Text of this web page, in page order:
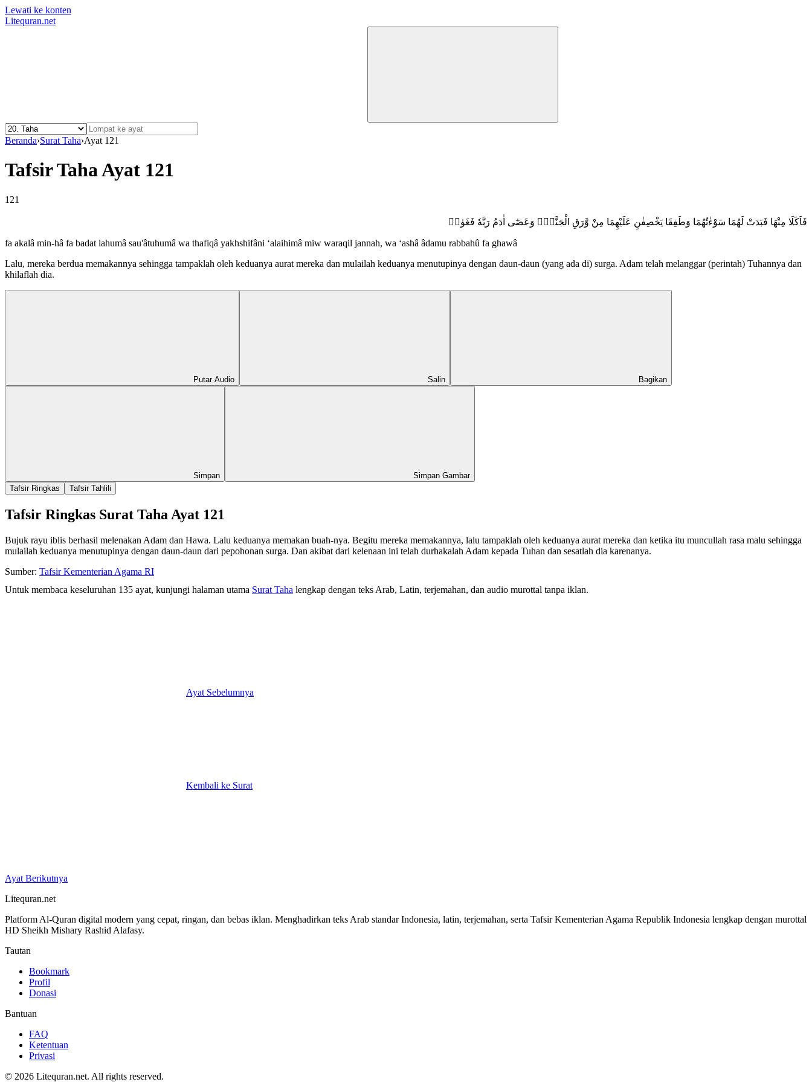
Lewati ke konten
Litequran.net
Beranda›Surat Taha›Ayat 121
Tafsir Taha Ayat 121
121
فَاَكَلَا مِنْهَا فَبَدَتْ لَهُمَا سَوْءٰتُهُمَا وَطَفِقَا يَخْصِفٰنِ عَلَيْهِمَا مِنْ وَّرَقِ الْجَنَّةِۚ وَعَصٰٓى اٰدَمُ رَبَّهٗ فَغَوٰىۖ
fa akalâ min-hâ fa badat lahumâ sau'âtuhumâ wa thafiqâ yakhshifâni ‘alaihimâ miw waraqil jannah, wa ‘ashâ âdamu rabbahû fa ghawâ
Lalu, mereka berdua memakannya sehingga tampaklah oleh keduanya aurat mereka dan mulailah keduanya menutupinya dengan daun-daun (yang ada di) surga. Adam telah melanggar (perintah) Tuhannya dan
khilaflah dia.
Putar Audio Salin Bagikan
Simpan
Simpan Gambar
Tafsir Ringkas
Tafsir Tahlili
Tafsir Ringkas Surat Taha Ayat 121
Bujuk rayu iblis berhasil melenakan Adam dan Hawa. Lalu keduanya memakan buah-nya. Begitu mereka memakannya, lalu tampaklah oleh keduanya aurat mereka dan ketika itu muncullah rasa malu sehingga
mulailah keduanya menutupinya dengan daun-daun dari pepohonan surga. Dan akibat dari kelenaan ini telah durhakalah Adam kepada Tuhan dan sesatlah dia karenanya.
Sumber: Tafsir Kementerian Agama RI
Untuk membaca keseluruhan 135 ayat, kunjungi halaman utama Surat Taha lengkap dengan teks Arab, Latin, terjemahan, dan audio murottal tanpa iklan.
Ayat Sebelumnya
Kembali ke Surat
Ayat Berikutnya
Litequran.net
Platform Al-Quran digital modern yang cepat, ringan, dan bebas iklan. Menghadirkan teks Arab standar Indonesia, latin, terjemahan, serta Tafsir Kementerian Agama Republik Indonesia lengkap dengan murottal
HD Sheikh Mishary Rashid Alafasy.
Tautan
Bookmark
Profil
Donasi
Bantuan
FAQ
Ketentuan
Privasi
© 2026 Litequran.net. All rights reserved.